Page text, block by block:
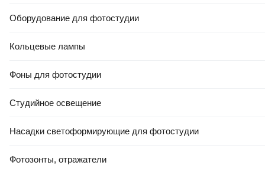
Оборудование для фотостудии
Кольцевые лампы
Фоны для фотостудии
Студийное освещение
Насадки светоформирующие для фотостудии
Фотозонты, отражатели